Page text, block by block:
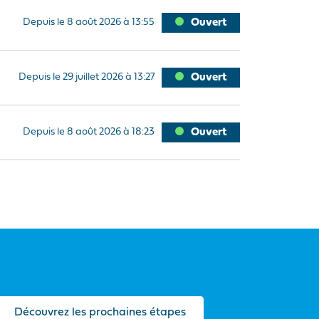
Depuis le 8 août 2026 à 13:55 Ouvert
Depuis le 29 juillet 2026 à 13:27 Ouvert
Depuis le 8 août 2026 à 18:23 Ouvert
Découvrez les prochaines étapes